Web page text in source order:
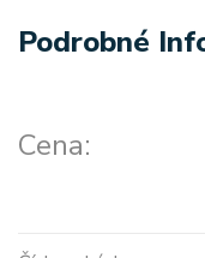
Podrobné
Cena: